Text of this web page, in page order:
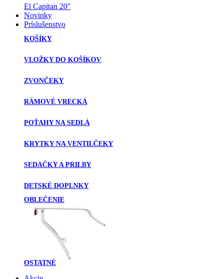
El Capitan 20"
Novinky
Príslušenstvo
KOŠÍKY
VLOŽKY DO KOŠÍKOV
ZVONČEKY
RÁMOVÉ VRECKÁ
POŤAHY NA SEDLÁ
KRYTKY NA VENTILČEKY
SEDAČKY A PRILBY
DETSKÉ DOPLNKY
OBLEČENIE
OSTATNÉ